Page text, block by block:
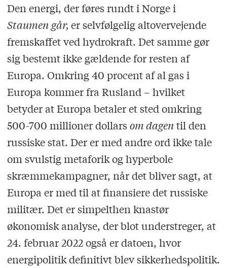
Den energi, der føres rundt i Norge i
Staumen går, er selvfølgelig altovervejende
fremskaffet ved hydrokraft. Det samme gør
sig bestemt ikke gældende for resten af
Europa. Omkring 40 procent af al gas i
Europa kommer fra Rusland – hvilket
betyder at Europa betaler et sted omkring
500-700 millioner dollarsom dagentil den
russiske stat. Der er med andre ord ikke tale
om svulstig metaforik og hyperbole
skræmmekampagner, når det bliver sagt, at
Europa er med til at finansiere det russiske
militær. Det er simpelthen knastør
økonomisk analyse, der blot understreger, at
24. februar 2022 også er datoen, hvor
energipolitik definitivt blev sikkerhedspolitik.